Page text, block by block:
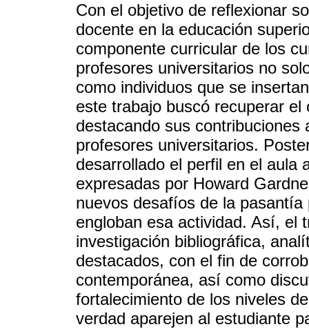
Con el objetivo de reflexionar
docente en la educación
componente curricular de los
profesores universitarios no
como individuos que se
este trabajo buscó recuperar
destacando sus
profesores universitarios.
desarrollado el perfil en el aula
expresadas por Howard
nuevos desafíos de la
engloban esa actividad. Así, el
investigación bibliográfica,
destacados, con el fin de
contemporánea, así como
fortalecimiento de los niveles
verdad aparejen al estudiante